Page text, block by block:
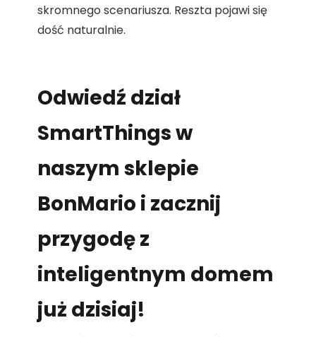
skromnego scenariusza. Reszta pojawi się
dość naturalnie.
Odwiedź dział
SmartThings w
naszym sklepie
BonMario i zacznij
przygodę z
inteligentnym domem
już dzisiaj!